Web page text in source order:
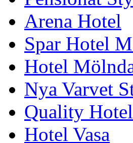
Arena Hotel
Spar Hotel
Hotel
Nya Varvet
Quality
Hotel Vasa